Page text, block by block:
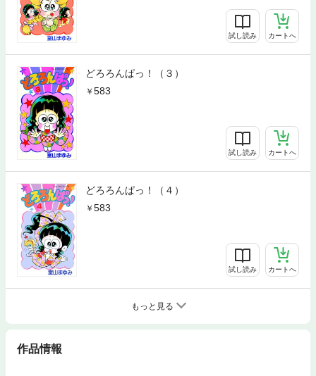
試し読み カートへ
どろろんぱっ！（３）
583
試し読み カートへ
どろろんぱっ！（４）
583
試し読み カートへ
もっと見る
作品情報